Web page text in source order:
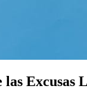
las Excusas